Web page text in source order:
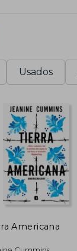
Usados
Americana